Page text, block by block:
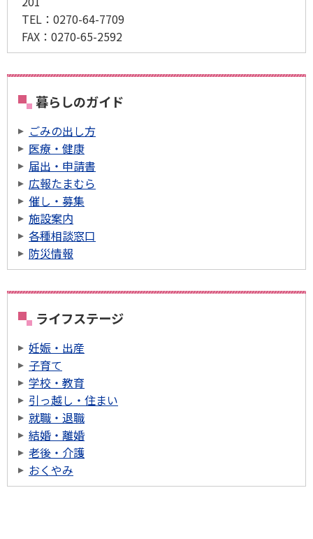
TEL： 0270-64-7709
FAX： 0270-65-2592
暮らしのガイド
ごみの出し方
医療・健康
届出・申請書
広報たまむら
催し・募集
施設案内
各種相談窓口
防災情報
ライフステージ
妊娠・出産
子育て
学校・教育
引っ越し・住まい
就職・退職
結婚・離婚
老後・介護
おくやみ